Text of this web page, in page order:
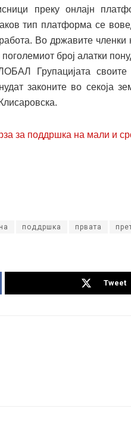
преку онлајн
тип платформа се
Во државите членки
број алатки
Групацијата своите
законите во секоја
за поддршка на мали и
на поддршка првата
Tweet